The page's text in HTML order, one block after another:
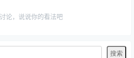
论，说说你的看法吧